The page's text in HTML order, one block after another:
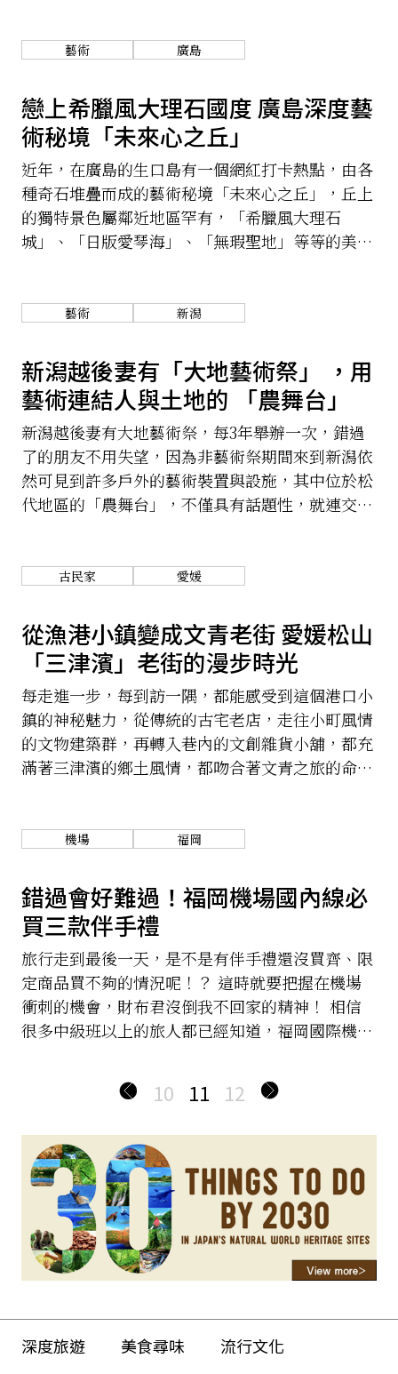
藝術 廣島
戀上希臘風大理石國度 廣島深度藝
術秘境「未來心之丘」
近年，在廣島的生口島有一個網紅打卡熱點，由各
種奇石堆疊而成的藝術秘境「未來心之丘」，丘上
的獨特景色屬鄰近地區罕有，「希臘風大理石
城」、「日版愛琴海」、「無瑕聖地」等等的美稱
受到與別不同的廣島小島嶼魅力。
藝術 新潟
新潟越後妻有「大地藝術祭」 ，用
藝術連結人與土地的 「農舞台」
新潟越後妻有大地藝術祭，每3年舉辦一次，錯過
了的朋友不用失望，因為非藝術祭期間來到新潟依
然可見到許多戶外的藝術裝置與設施，其中位於松
代地區的「農舞台」，不僅具有話題性，就連交通
古民家 愛媛
從漁港小鎮變成文青老街 愛媛松山
「三津濱」老街的漫步時光
每走進一步，每到訪一隅，都能感受到這個港口小
鎮的神秘魅力，從傳統的古宅老店，走往小町風情
的文物建築群，再轉入巷內的文創雜貨小舖，都充
滿著三津濱的鄉土風情，都吻合著文青之旅的命
機場 福岡
錯過會好難過！福岡機場國內線必
買三款伴手禮
旅行走到最後一天，是不是有伴手禮還沒買齊、限
定商品買不夠的情況呢！？ 這時就要把握在機場
衝刺的機會，財布君沒倒我不回家的精神！ 相信
很多中級班以上的旅人都已經知道，福岡國際機場
其他區域偷跑來的伴手禮，這次來福岡除了難忘的
明太子、上次扛過的拉麵，到底還有什麼必買的
10 11 12
深度旅遊 美食尋味 流行文化